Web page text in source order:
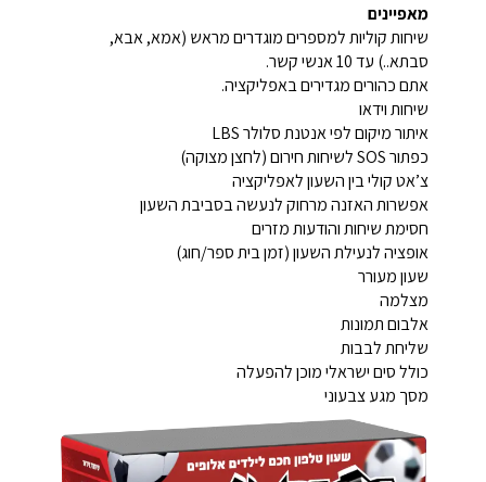
מאפיינים
שיחות קוליות למספרים מוגדרים מראש (אמא, אבא,
סבתא..) עד 10 אנשי קשר.
אתם כהורים מגדירים באפליקציה.
שיחות וידאו
איתור מיקום לפי אנטנת סלולר LBS
כפתור SOS לשיחות חירום (לחצן מצוקה)
צ’אט קולי בין השעון לאפליקציה
אפשרות האזנה מרחוק לנעשה בסביבת השעון
חסימת שיחות והודעות מזרים
אופציה לנעילת השעון (זמן בית ספר/חוג)
שעון מעורר
מצלמה
אלבום תמונות
שליחת לבבות
כולל סים ישראלי מוכן להפעלה
מסך מגע צבעוני